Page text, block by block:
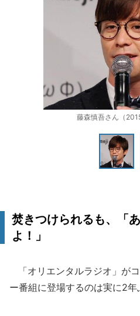
藤森慎吾さん（
焚きつけられるも、「
よ！」
「オリエンタルラジオ」が
ー番組に登場するのは実に2年